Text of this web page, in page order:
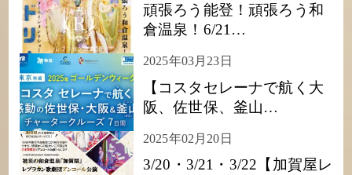
頑張ろう能登！頑張ろう和
倉温泉！6/21…
2025年03月23日
【コスタセレーナで航く大
阪、佐世保、釜山…
2025年02月20日
3/20・3/21・3/22【加賀屋レ